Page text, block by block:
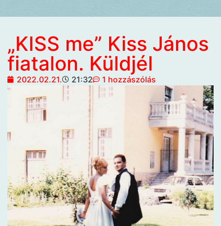
„KISS me” Kiss János
fiatalon. Küldjél
2022.02.21. 21:32 1 hozzászólás